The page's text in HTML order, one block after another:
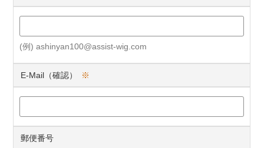
(例) ashinyan100@assist-wig.com
E-Mail（確認） ※
郵便番号